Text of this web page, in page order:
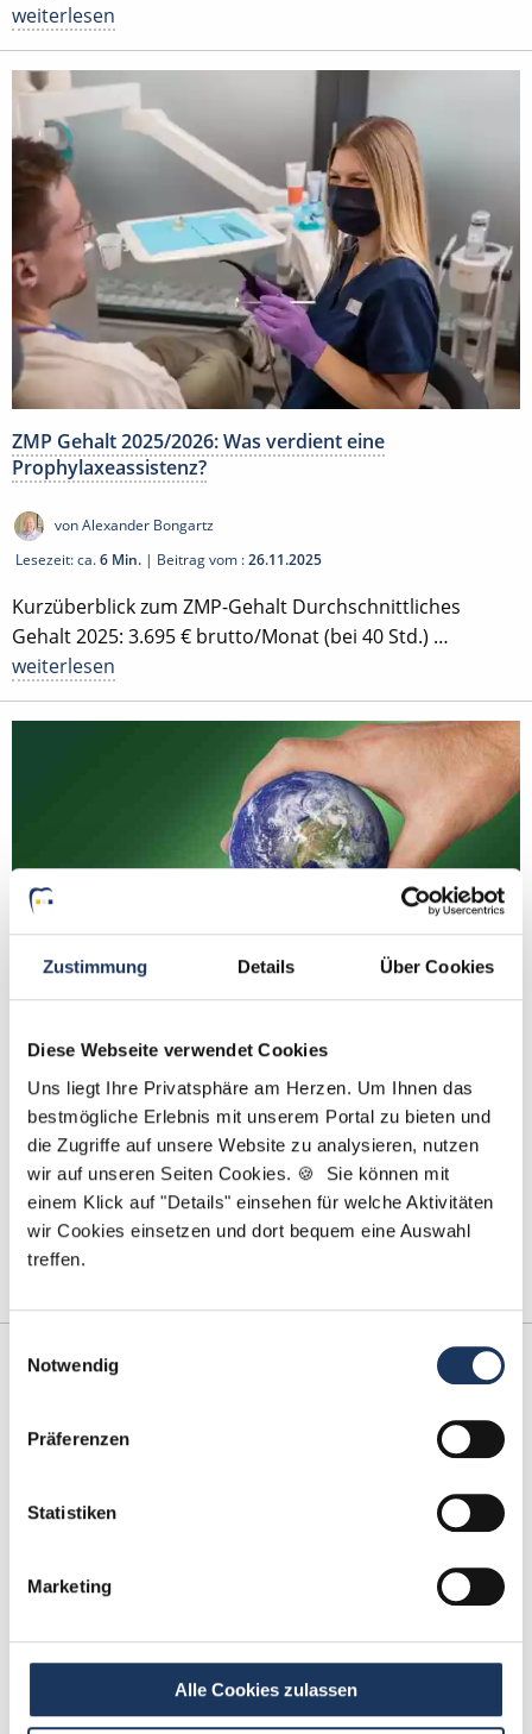
Zustimmung Details Über Cookies
Diese Webseite verwendet Cookies
Uns liegt Ihre Privatsphäre am Herzen. Um Ihnen das
bestmögliche Erlebnis mit unserem Portal zu bieten und
die Zugriffe auf unsere Website zu analysieren, nutzen
wir auf unseren Seiten Cookies. 🍪 Sie können mit
einem Klick auf "Details" einsehen für welche Aktivitäten
wir Cookies einsetzen und dort bequem eine Auswahl
treffen.
Notwendig
Präferenzen
Statistiken
Marketing
Alle Cookies zulassen
weiterlesen
ZMP Gehalt 2025/2026: Was verdient eine
Prophylaxeassistenz?
von Alexander Bongartz
Lesezeit: ca.6 Min. | Beitrag vom :26.11.2025
Kurzüberblick zum ZMP-Gehalt Durchschnittliches
Gehalt 2025: 3.695 € brutto/Monat (bei 40 Std.) …
weiterlesen
Umweltschutz in der Zahnarztpraxis:
Nachhaltigkeitskonzept für die grüne Praxis
von Monia Geitz
Lesezeit: ca.10 Min.| Beitrag vom :21.01.2021
Umweltschutz und Nachhaltigkeit sind spätestens seit
Zahnarzttermin abgesagt - Anspruch auf